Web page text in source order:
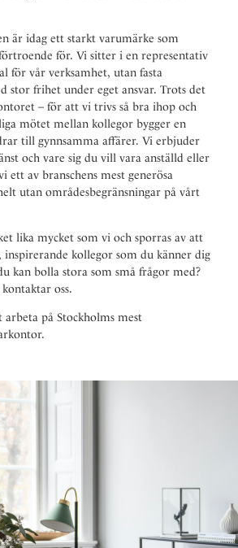
är idag ett starkt varumärke som
för. Vi sitter i en representativ
för vår verksamhet, utan fasta
stor frihet under eget ansvar. Trots det
– för att vi trivs så bra ihop och
mötet mellan kollegor bygger en
till gynnsamma affärer. Vi erbjuder
och vare sig du vill vara anställd eller
ett av branschens mest generösa
utan områdesbegränsningar på vårt
lika mycket som vi och sporras av att
inspirerande kollegor som du känner dig
kan bolla stora som små frågor med?
oss.
på Stockholms mest